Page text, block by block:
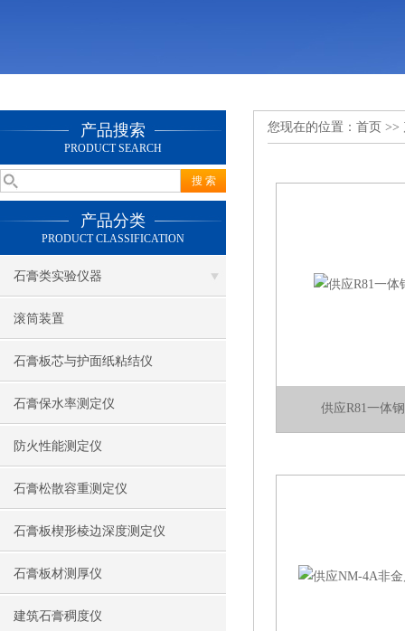
产品搜索
PRODUCT SEARCH
产品分类
PRODUCT CLASSIFICATION
石膏类实验仪器
滚筒装置
石膏板芯与护面纸粘结仪
石膏保水率测定仪
防火性能测定仪
石膏松散容重测定仪
石膏板楔形棱边深度测定仪
石膏板材测厚仪
建筑石膏稠度仪
您现在的位置： 首页 >>
供应R81一体